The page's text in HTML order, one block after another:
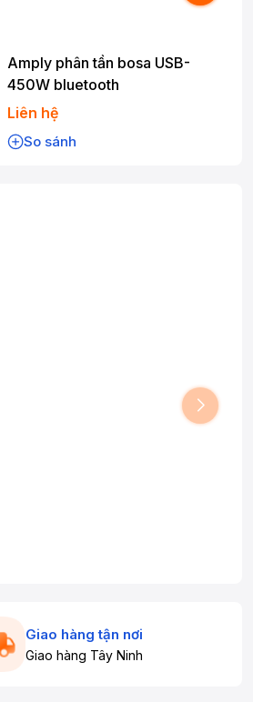
Amply phân tần bosa USB-
450W bluetooth
Liên hệ
So sánh
Giao hàng tận nơi
Giao hàng Tây Ninh